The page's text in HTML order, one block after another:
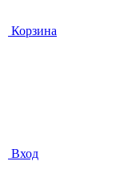
Корзина
Вход